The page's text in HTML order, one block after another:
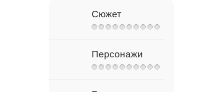
Сюжет
Персонажи